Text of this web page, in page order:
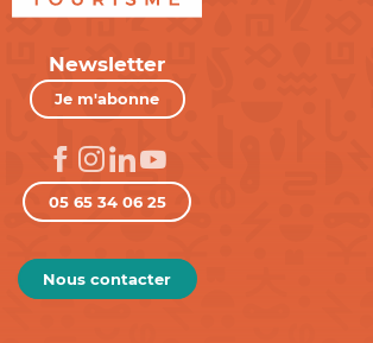
Newsletter
Je m'abonne
05 65 34 06 25
Nous contacter